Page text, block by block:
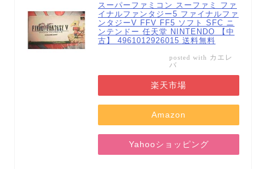
スーパーファミコン スーファミ ファ
イナルファンタジー5 ファイナルファ
ンタジーV FFV FF5 ソフト SFC ニ
ンテンドー 任天堂 NINTENDO 【中
古】 4961012926015 送料無料
posted with カエレ
バ
楽天市場
Amazon
Yahooショッピング